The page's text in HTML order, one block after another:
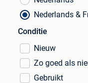
Nederlands &
Conditie
Nieuw
Zo goed als
Gebruikt